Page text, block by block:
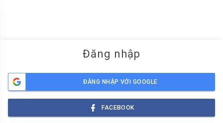
Đăng nhập
ĐĂNG NHẬP VỚI GOOGLE
FACEBOOK